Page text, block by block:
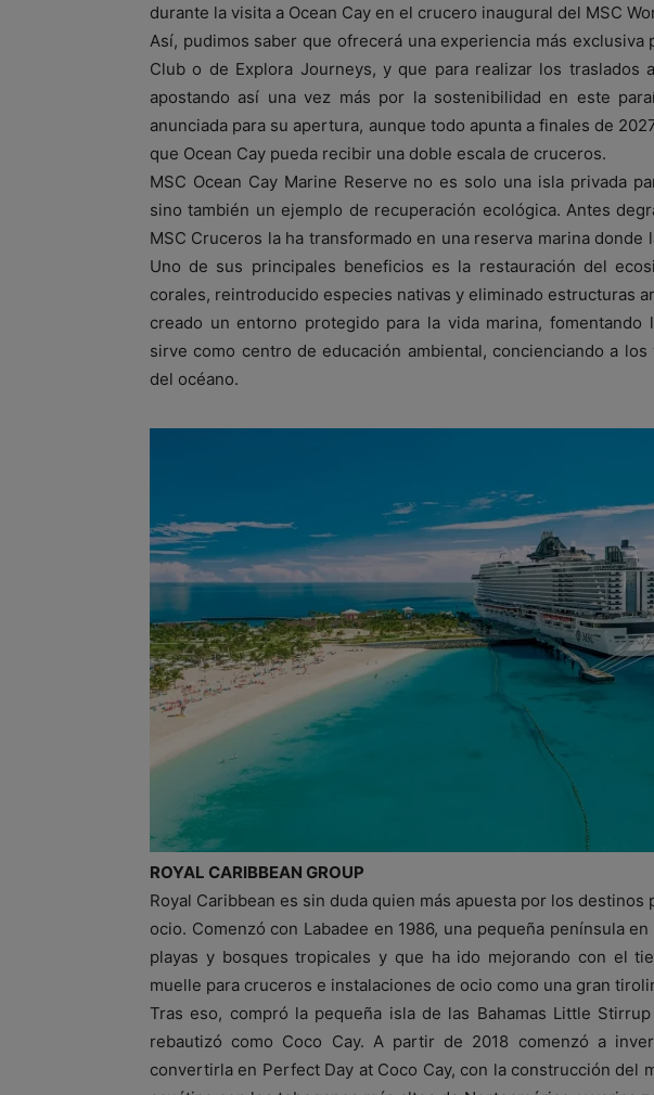
durante la visita a Ocean Cay en el crucero inaugural del MSC
Así, pudimos saber que ofrecerá una experiencia más exclusiva
Club o de Explora Journeys, y que para realizar los traslados
apostando así una vez más por la sostenibilidad en este
anunciada para su apertura, aunque todo apunta a finales de
que Ocean Cay pueda recibir una doble escala de cruceros.
MSC Ocean Cay Marine Reserve no es solo una isla privada
sino también un ejemplo de recuperación ecológica. Antes
MSC Cruceros la ha transformado en una reserva marina donde
Uno de sus principales beneficios es la restauración del
corales, reintroducido especies nativas y eliminado estructuras
creado un entorno protegido para la vida marina, fomentando
sirve como centro de educación ambiental, concienciando a
del océano.
ROYAL CARIBBEAN GROUP
Royal Caribbean es sin duda quien más apuesta por los
ocio. Comenzó con Labadee en 1986, una pequeña península
playas y bosques tropicales y que ha ido mejorando con el
muelle para cruceros e instalaciones de ocio como una gran
Tras eso, compró la pequeña isla de las Bahamas Little
rebautizó como Coco Cay. A partir de 2018 comenzó a
convertirla en Perfect Day at Coco Cay, con la construcción del